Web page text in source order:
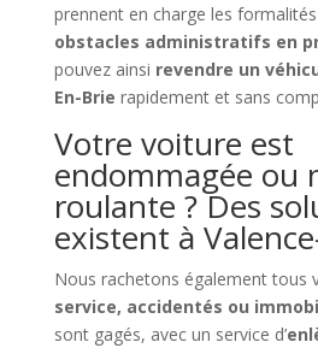
prennent en charge les
obstacles administratifs en
pouvez ainsi revendre un
En-Brie rapidement et sans
Votre voiture est
endommagée ou
roulante ? Des
existent à
Nous rachetons également tous
service, accidentés ou
sont gagés, avec un service d’